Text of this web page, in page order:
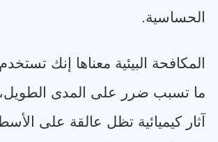
الحساسية.
المكافحة البيئية معناها إنك
ما تسبب ضرر على المدى
آثار كيميائية تظل عالقة على